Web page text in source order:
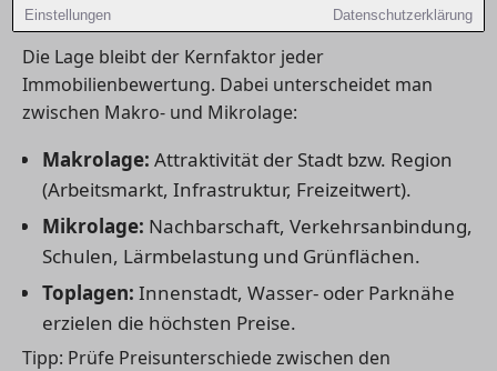
Einstellungen Datenschutzerklärung
1) Lage: der wichtigste Preisfaktor
Die Lage bleibt der Kernfaktor jeder
Immobilienbewertung. Dabei unterscheidet man
zwischen Makro- und Mikrolage:
Makrolage: Attraktivität der Stadt bzw. Region
(Arbeitsmarkt, Infrastruktur, Freizeitwert).
Mikrolage: Nachbarschaft, Verkehrsanbindung,
Schulen, Lärmbelastung und Grünflächen.
Toplagen: Innenstadt, Wasser- oder Parknähe
erzielen die höchsten Preise.
Tipp: Prüfe Preisunterschiede zwischen den